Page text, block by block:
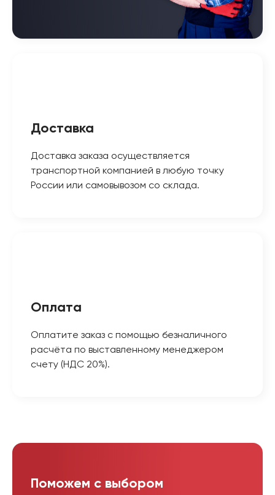
Доставка
Доставка заказа осуществляется
транспортной компанией в любую точку
России или самовывозом со склада.
Оплата
Оплатите заказ с помощью безналичного
расчёта по выставленному менеджером
счету (НДС 20%).
Поможем с выбором